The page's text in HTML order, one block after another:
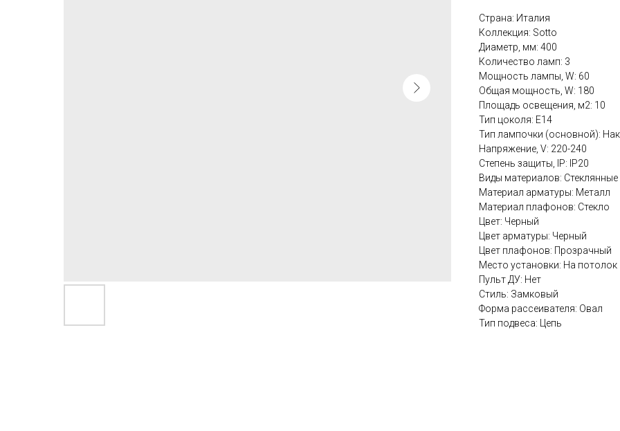
Страна: Италия
Коллекция: Sotto
Диаметр, мм: 400
Количество ламп: 3
Мощность лампы, W: 60
Общая мощность, W: 180
Площадь освещения, м2: 10
Тип цоколя: E14
Тип лампочки (основной):
Напряжение, V: 220-240
Степень защиты, IP: IP20
Виды материалов: Стеклянные
Материал арматуры: Металл
Материал плафонов: Стекло
Цвет: Черный
Цвет арматуры: Черный
Цвет плафонов: Прозрачный
Место установки: На потолок
Пульт ДУ: Нет
Стиль: Замковый
Форма рассеивателя: Овал
Тип подвеса: Цепь